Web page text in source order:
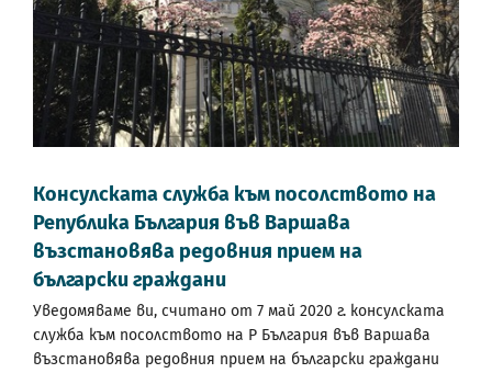
Консулската служба към посолството на
Република България във Варшава
възстановява редовния прием на
български граждани
Уведомяваме ви, считано от 7 май 2020 г. консулската
служба към посолството на Р България във Варшава
възстановява редовния прием на български граждани